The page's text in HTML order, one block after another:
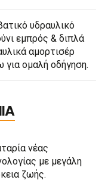
υδραυλικό
εμπρός & διπλά
αμορτισέρ
για ομαλή οδήγηση.
νέας
με μεγάλη
ζωής.